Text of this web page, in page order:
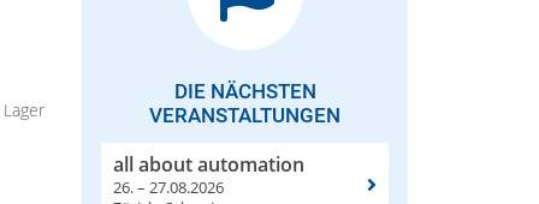
DIE NÄCHSTEN
VERANSTALTUNGEN
all about automation
26. – 27.08.2026